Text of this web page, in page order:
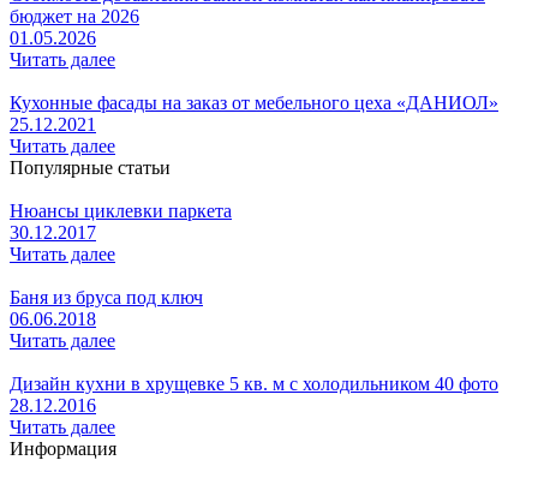
бюджет на 2026
01.05.2026
Читать далее
Кухонные фасады на заказ от мебельного цеха «ДАНИОЛ»
25.12.2021
Читать далее
Популярные статьи
Нюансы циклевки паркета
30.12.2017
Читать далее
Баня из бруса под ключ
06.06.2018
Читать далее
Дизайн кухни в хрущевке 5 кв. м с холодильником 40 фото
28.12.2016
Читать далее
Информация